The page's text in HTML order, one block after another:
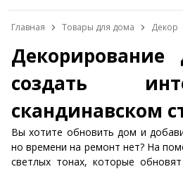
Главная Товары для дома Декор
создать
скандинавском
Вы хотите обновить дом и
но времени на ремонт нет? На
светлых тонах, которые